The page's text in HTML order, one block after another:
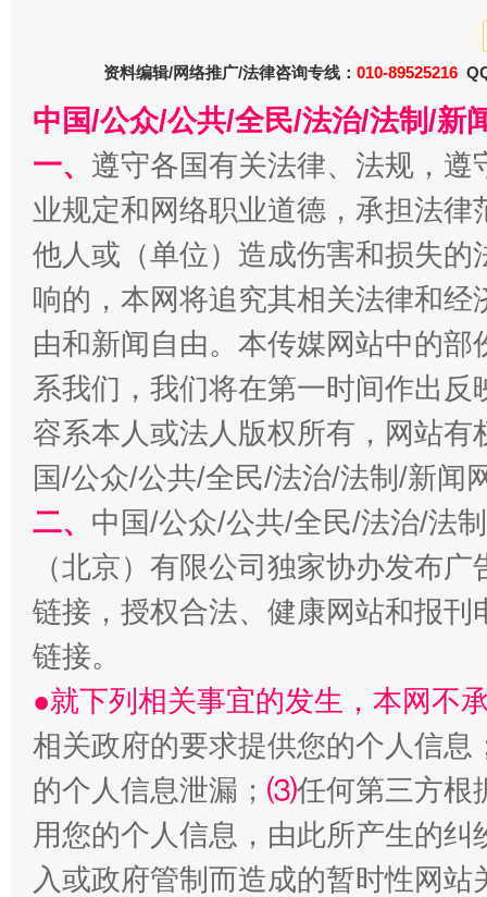
千年窑火 生生不息 一
揭开“小金库”的免责幌子
受贿1.44亿！段成刚被判无期 从幼
资料编辑/网络推广/法律咨询专线： 010-89525216
中国/公众/公共/全民/法治/法制/新
一、 遵守各国有关法律、法规，
业规定和网络职业道德，承担法
他人或（单位）造成伤害和损失
响的，本网将追究其相关法律和
由和新闻自由。本传媒网站中的
系我们，我们将在第一时间作出
容系本人或法人版权所有，网站
国/公众/公共/全民/法治/法制/新闻
二、 中国/公众/公共/全民/法治/法
（北京）有限公司独家协办发布
链接，授权合法、健康网站和报
链接。
●就下列相关事宜的发生，本网不
相关政府的要求提供您的个人信息
的个人信息泄漏； ⑶任何第三方根
用您的个人信息，由此所产生的纠
入或政府管制而造成的暂时性网